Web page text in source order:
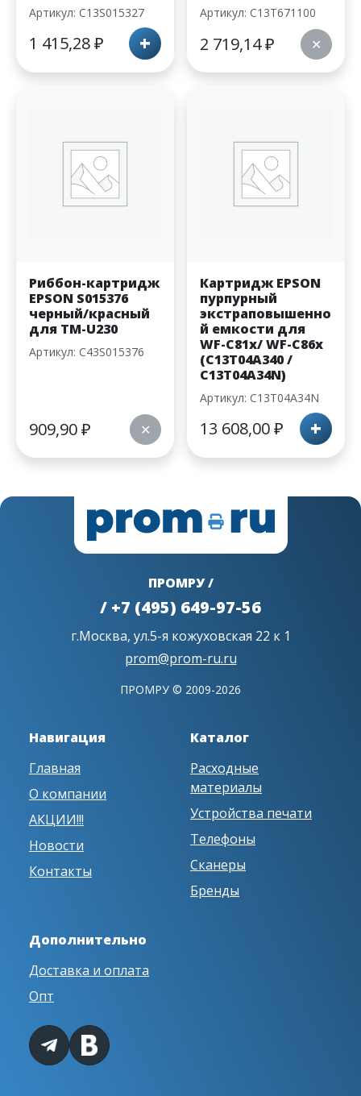
Артикул: C13S015327
1 415,28₽ +
Артикул: C13T671100
2 719,14₽ ✕
Риббон-картридж
EPSON S015376
черный/красный
для TM-U230
Артикул: C43S015376
909,90₽ ✕
Картридж EPSON
пурпурный
экстраповышенно
й емкости для
WF-C81x/ WF-C86x
(C13T04A340 /
C13T04A34N)
Артикул: C13T04A34N
13 608,00₽ +
ПРОМРУ /
/ +7 (495) 649-97-56
г.Москва, ул.5-я кожуховская 22 к 1
prom@prom-ru.ru
ПРОМРУ © 2009-2026
Навигация
Главная
О компании
АКЦИИ!!!
Новости
Контакты
Каталог
Расходные
материалы
Устройства печати
Телефоны
Сканеры
Бренды
Дополнительно
Доставка и оплата
Опт